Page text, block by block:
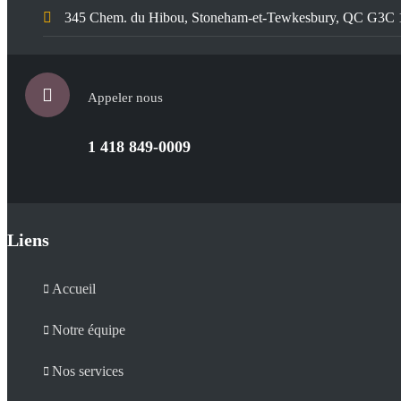
345 Chem. du Hibou, Stoneham-et-Tewkesbury, QC G3C
Appeler nous
1 418 849-0009
Liens
Accueil
Notre équipe
Nos services